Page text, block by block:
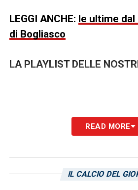
LEGGI ANCHE: le ultime
di Bogliasco
LA PLAYLIST DELLE
READ MORE
IL CALCIO DEL